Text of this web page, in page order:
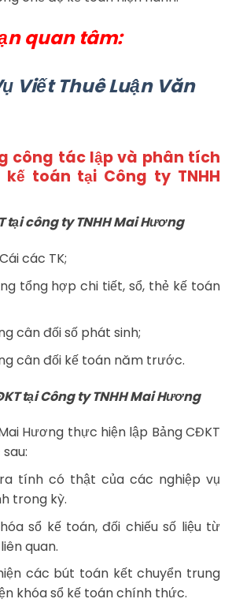
quan tâm:
Viết Thuê Luận Văn
công tác lập và phân tích
toán tại Công ty TNHH
tại công ty TNHH Mai Hương
các TK;
tổng hợp chi tiết, sổ, thẻ kế toán
cân đối số phát sinh;
cân đối kế toán năm trước.
tại Công ty TNHH Mai Hương
Hương thực hiện lập Bảng CĐKT
tính có thật của các nghiệp vụ
trong kỳ.
sổ kế toán, đối chiếu số liệu từ
quan.
các bút toán kết chuyển trung
khóa sổ kế toán chính thức.